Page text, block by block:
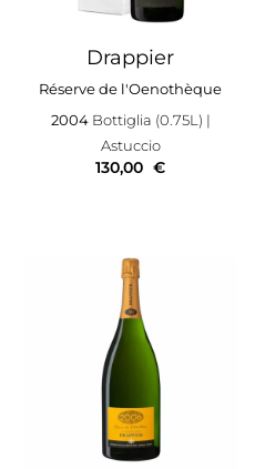
Drappier
Réserve de l'Oenothèque
2004Bottiglia (0.75L) |
Astuccio
130,00 €